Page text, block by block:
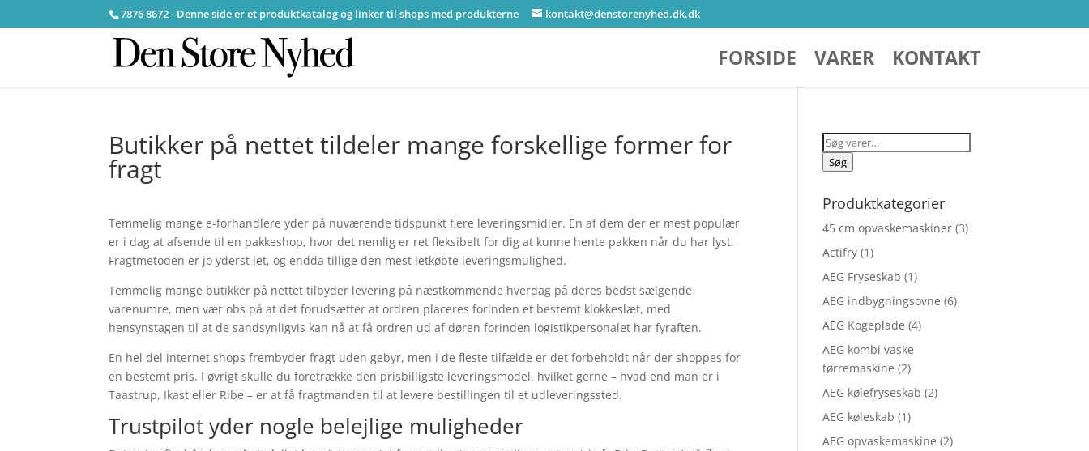
7876 8672 - Denne side er et produktkatalog og linker til shops med produkterne kontakt@denstorenyhed.dk.dk
FORSIDE VARER KONTAKT
Butikker på nettet tildeler mange forskellige former for
fragt
Temmelig mange e-forhandlere yder på nuværende tidspunkt flere leveringsmidler. En af dem der er mest populær
er i dag at afsende til en pakkeshop, hvor det nemlig er ret fleksibelt for dig at kunne hente pakken når du har lyst.
Fragtmetoden er jo yderst let, og endda tillige den mest letkøbte leveringsmulighed.
Temmelig mange butikker på nettet tilbyder levering på næstkommende hverdag på deres bedst sælgende
varenumre, men vær obs på at det forudsætter at ordren placeres forinden et bestemt klokkeslæt, med
hensynstagen til at de sandsynligvis kan nå at få ordren ud af døren forinden logistikpersonalet har fyraften.
En hel del internet shops frembyder fragt uden gebyr, men i de fleste tilfælde er det forbeholdt når der shoppes for
en bestemt pris. I øvrigt skulle du foretrække den prisbilligste leveringsmodel, hvilket gerne – hvad end man er i
Taastrup, Ikast eller Ribe – er at få fragtmanden til at levere bestillingen til et udleveringssted.
Trustpilot yder nogle belejlige muligheder
Søg
efter:
Søg
Produktkategorier
45 cm opvaskemaskiner (3)
Actifry (1)
AEG Fryseskab (1)
AEG indbygningsovne (6)
AEG Kogeplade (4)
AEG kombi vaske
tørremaskine (2)
AEG kølefryseskab (2)
AEG køleskab (1)
AEG opvaskemaskine (2)